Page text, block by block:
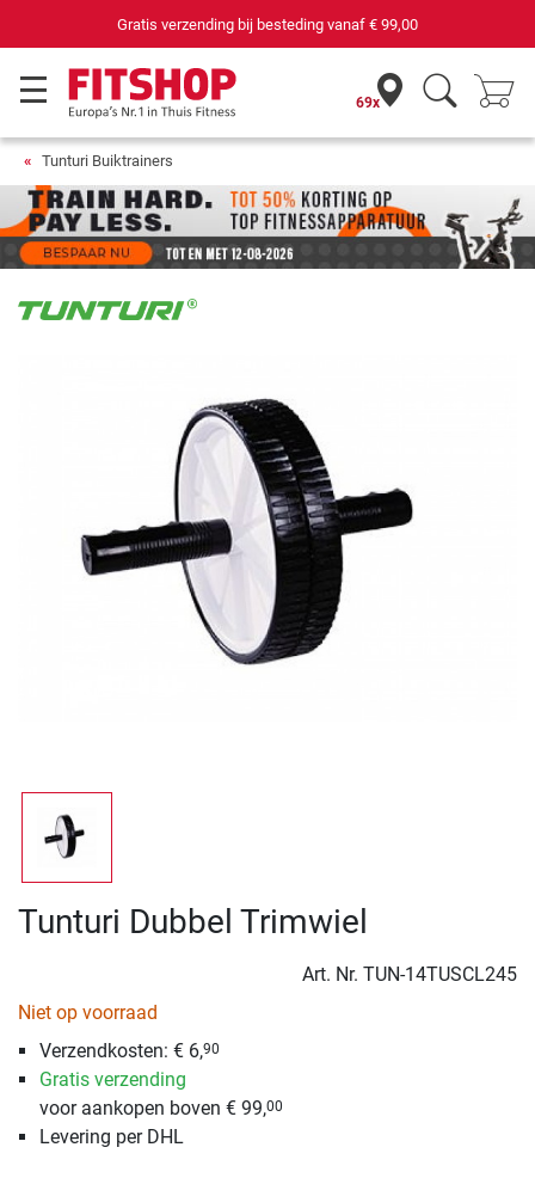
Gratis verzending bij besteding vanaf € 99,00
69x
Tunturi Buiktrainers
Tunturi Dubbel Trimwiel
Art. Nr. TUN-14TUSCL245
Niet op voorraad
Verzendkosten: € 6,90
Gratis verzending
voor aankopen boven € 99,00
Levering per DHL